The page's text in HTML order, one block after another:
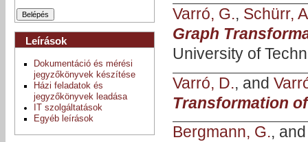
Varró, G., Schürr,
Graph
University of
Varró, D., and
Transformation
Bergmann, G.,
Leírások
Dokumentáció és mérési
jegyzőkönyvek készítése
Házi feladatok és
jegyzőkönyvek leadása
IT szolgáltatások
Egyéb leírások